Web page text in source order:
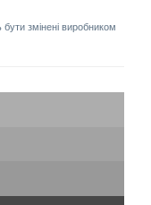
змінені виробником